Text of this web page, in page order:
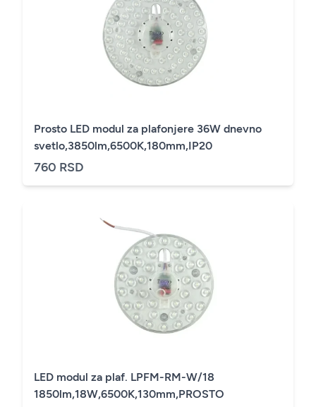
Prosto LED modul za plafonjere 36W dnevno
svetlo,3850lm,6500K,180mm,IP20
760 RSD
LED modul za plaf. LPFM-RM-W/18
1850lm,18W,6500K,130mm,PROSTO